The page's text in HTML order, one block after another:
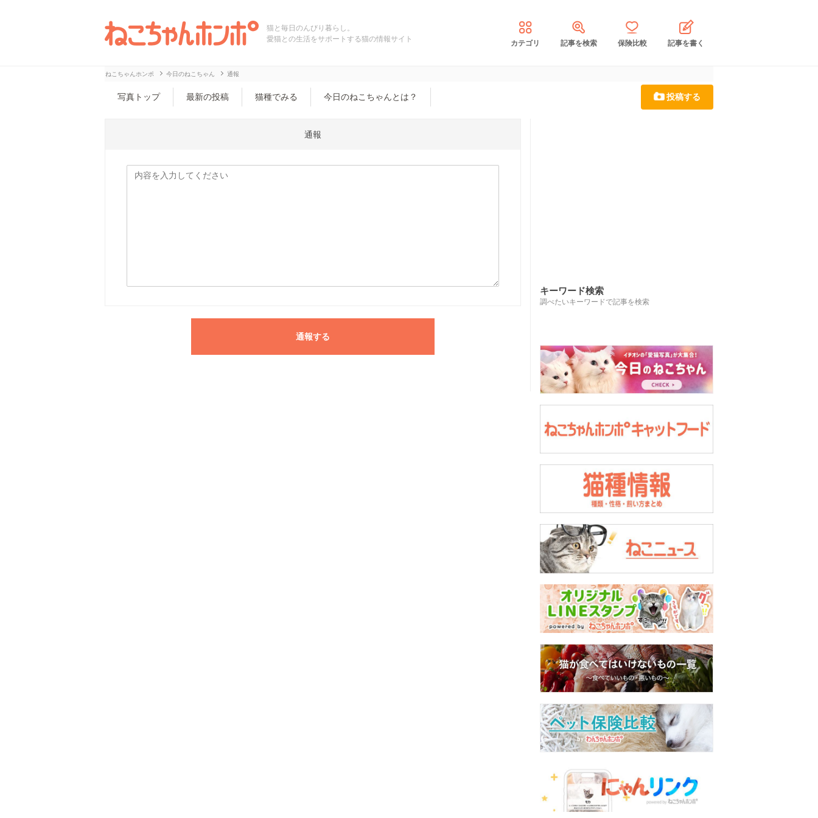
猫と毎日のんびり暮らし。
愛猫との生活をサポートする猫の情報サイト
カテゴリ 記事を検索 保険比較 記事を書く
ねこちゃんホンポ 今日のねこちゃん 通報
写真トップ 最新の投稿 猫種でみる 今日のねこちゃんとは？ 投稿する
通報
キーワード検索
調べたいキーワードで記事を検索